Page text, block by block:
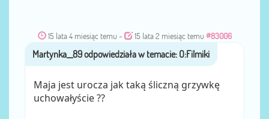
15 lata 4 miesiąc temu - 15 lata 2 miesiąc temu #83006
przezMartynka__89
Maja jest urocza jak taką śliczną grzywkę
uchowałyście ??